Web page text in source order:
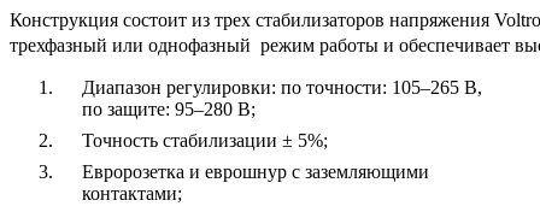
Конструкция состоит из трех стабилизаторов напряжения
трехфазный или однофазный режим работы и обеспечивает
Диапазон регулировки: по точности: 105–265 В,
по защите: 95–280 В;
Точность стабилизации ± 5%;
Евророзетка и еврошнур с заземляющими
контактами;